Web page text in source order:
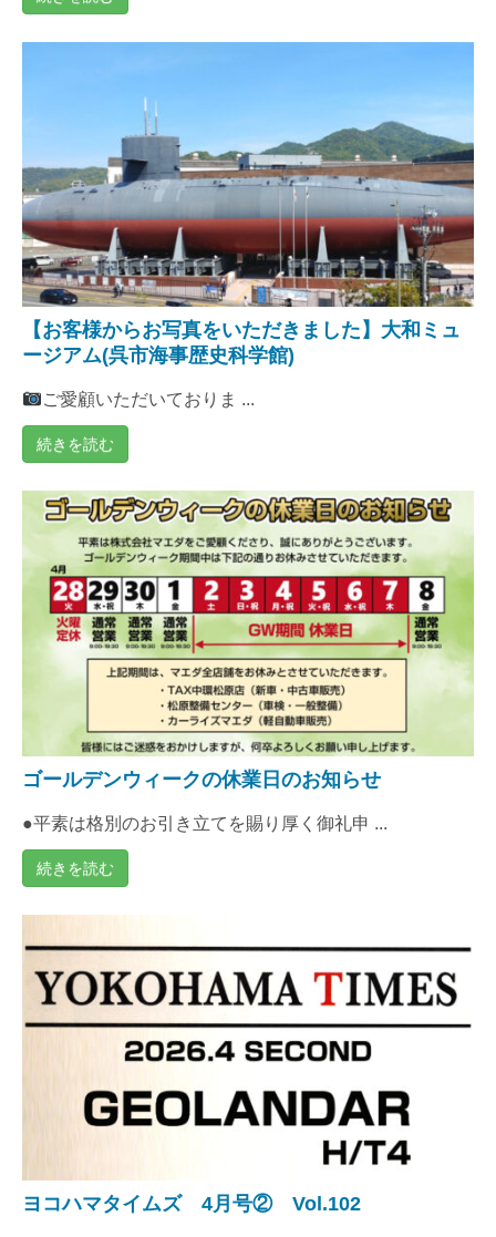
【お客様からお写真をいただきました】大和ミュ
ージアム(呉市海事歴史科学館)
ご愛顧いただいておりま ...
続きを読む
ゴールデンウィークの休業日のお知らせ
●平素は格別のお引き立てを賜り厚く御礼申 ...
続きを読む
ヨコハマタイムズ 4月号② Vol.102